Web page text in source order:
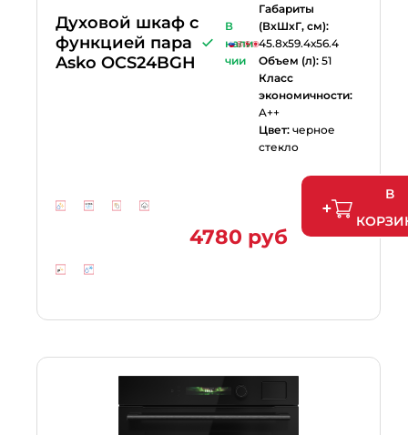
Духовой шкаф с
функцией пара
Asko OCS24BGH
В
нали
чии
Габариты
(ВхШхГ, см):
45.8х59.4х56.4
Объем (л):51
Класс
экономичности:
A++
Цвет:черное
стекло
4780 руб
В